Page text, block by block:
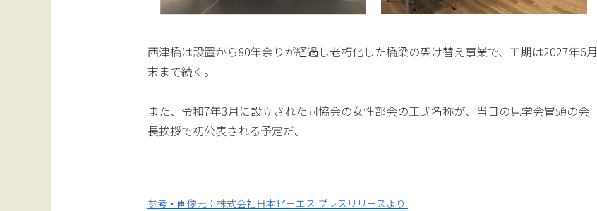
西津橋は設置から80年余りが経過し老朽化した橋梁の架け替え事業で、工期は2027年6月
末まで続く。
また、令和7年3月に設立された同協会の女性部会の正式名称が、当日の見学会冒頭の会
長挨拶で初公表される予定だ。
参考・画像元：株式会社日本ピーエス プレスリリースより